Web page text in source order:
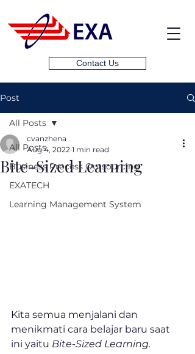
Contact Us
Post
All Posts
Business Process Outsourcing
EXATECH
Learning Management System
All Posts
Bite-Sized Learning
cvanzhena
Aug 4, 2022 1 min read
Kita semua menjalani dan
menikmati cara belajar baru saat
ini yaitu Bite-Sized Learning.